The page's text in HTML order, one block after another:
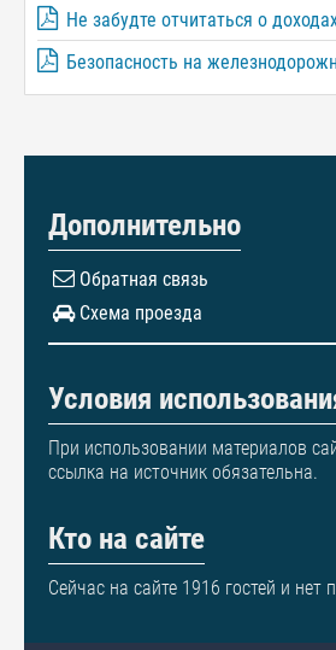
Не забудте отчитаться о
Безопасность на
Дополнительно
Обратная связь
Схема проезда
Условия
При использовании материалов
ссылка на источник обязательна.
Кто на сайте
Сейчас на сайте 1916 гостей и нет